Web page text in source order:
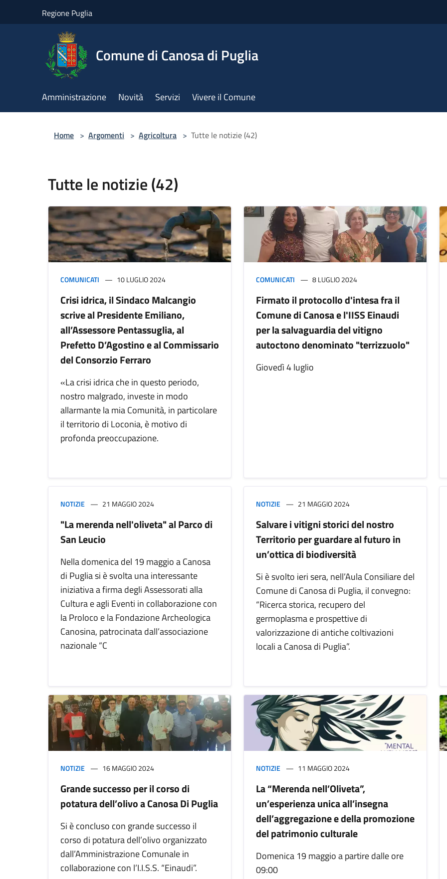
Regione Puglia
Comune di Canosa di Puglia
Amministrazione Novità Servizi Vivere il Comune
Home > Argomenti > Agricoltura > Tutte le notizie (42)
Tutte le notizie (42)
COMUNICATI 10 LUGLIO 2024
Crisi idrica, il Sindaco Malcangio
scrive al Presidente Emiliano,
all’Assessore Pentassuglia, al
Prefetto D’Agostino e al Commissario
del Consorzio Ferraro
«La crisi idrica che in questo periodo,
nostro malgrado, investe in modo
allarmante la mia Comunità, in particolare
il territorio di Loconia, è motivo di
profonda preoccupazione.
COMUNICATI 8 LUGLIO 2024
Firmato il protocollo d'intesa fra il
Comune di Canosa e l'IISS Einaudi
per la salvaguardia del vitigno
autoctono denominato "terrizzuolo"
Giovedì 4 luglio
NOTIZIE 21 MAGGIO 2024
"La merenda nell'oliveta" al Parco di
San Leucio
Nella domenica del 19 maggio a Canosa
di Puglia si è svolta una interessante
iniziativa a firma degli Assessorati alla
Cultura e agli Eventi in collaborazione con
la Proloco e la Fondazione Archeologica
Canosina, patrocinata dall’associazione
nazionale “C
NOTIZIE 21 MAGGIO 2024
Salvare i vitigni storici del nostro
Territorio per guardare al futuro in
un’ottica di biodiversità
Si è svolto ieri sera, nell’Aula Consiliare del
Comune di Canosa di Puglia, il convegno:
“Ricerca storica, recupero del
germoplasma e prospettive di
valorizzazione di antiche coltivazioni
locali a Canosa di Puglia”.
NOTIZIE 16 MAGGIO 2024
Grande successo per il corso di
potatura dell’olivo a Canosa Di Puglia
Si è concluso con grande successo il
corso di potatura dell’olivo organizzato
dall’Amministrazione Comunale in
collaborazione con l’I.I.S.S. “Einaudi”.
NOTIZIE 11 MAGGIO 2024
La “Merenda nell’Oliveta”,
un’esperienza unica all’insegna
dell’aggregazione e della promozione
del patrimonio culturale
Domenica 19 maggio a partire dalle ore
09:00